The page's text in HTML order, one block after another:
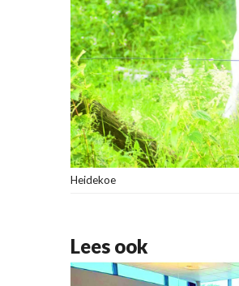
Heidekoe
Lees ook